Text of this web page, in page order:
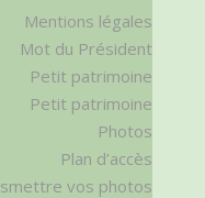
Mentions légales
Mot du Président
Petit patrimoine
Petit patrimoine
Photos
Plan d’accès
vos photos